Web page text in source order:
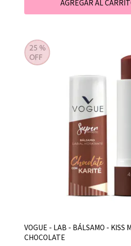
VOGUE - LAB - BÁLSAMO - KISS
CHOCOLATE